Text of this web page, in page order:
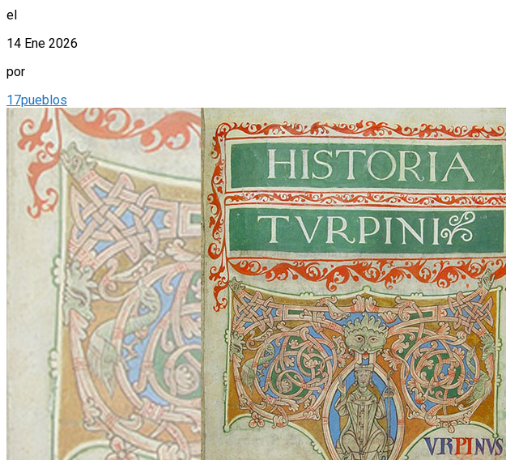
el
14 Ene 2026
por
17pueblos